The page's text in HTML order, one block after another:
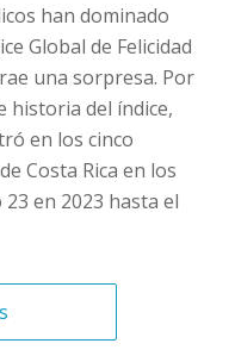
han dominado
Global de Felicidad
una sorpresa. Por
historia del índice,
en los cinco
Costa Rica en los
en 2023 hasta el